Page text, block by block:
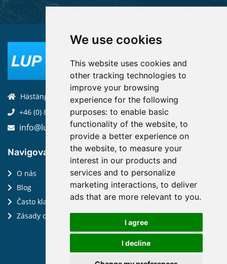
We use cookies
This website uses cookies and
other tracking technologies to
improve your browsing
experience for the following
purposes: to enable basic
functionality of the website, to
provide a better experience on
the website, to measure your
interest in our products and
services and to personalize
marketing interactions, to deliver
ads that are more relevant to you.
I agree
I decline
Hästängsuddsvägen 19, 184 94, Åkersberga
+46 (0) 8-970 970
info@luptechnologies.com
Navigovat:
O nás
Blog
Často kladené dotazy
Zásady ochrany osobních údajů